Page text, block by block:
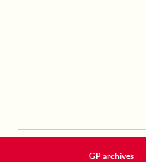
GP archives